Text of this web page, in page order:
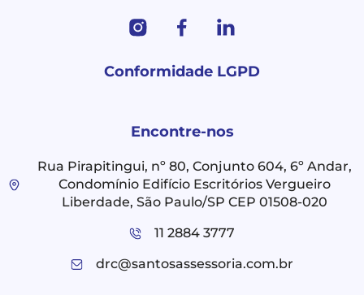
Conformidade LGPD
Encontre-nos
Rua Pirapitingui, nº 80, Conjunto 604, 6º Andar,
Condomínio Edifício Escritórios Vergueiro
Liberdade, São Paulo/SP CEP 01508-020
11 2884 3777
drc@santosassessoria.com.br